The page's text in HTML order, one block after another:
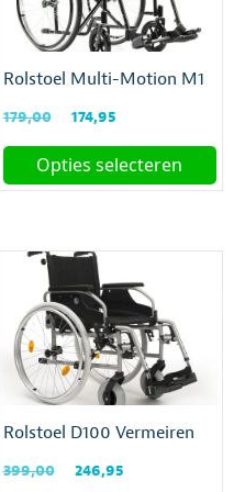
Rolstoel Multi-Motion M1
179,00
Oorspronkelijke
was:
€179,00.
174,95
is:
€174,95.
Opties selecteren
Dit
meerdere
variaties.
Deze
optie
kan
gekozen
worden
de
Rolstoel D100 Vermeiren
399,00
Oorspronkelijke
246,95